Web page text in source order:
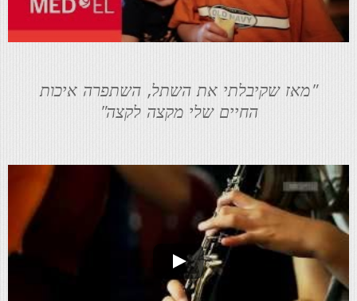
"מאז שקיבלתי את השתל, השתפרה איכות
החיים שלי מקצה לקצה"